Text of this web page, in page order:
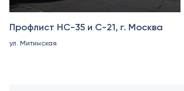
Профлист НС-35 и С-21, г. Москва
ул. Митинская